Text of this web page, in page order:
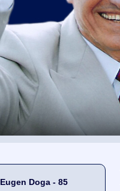
Eugen Doga - 85